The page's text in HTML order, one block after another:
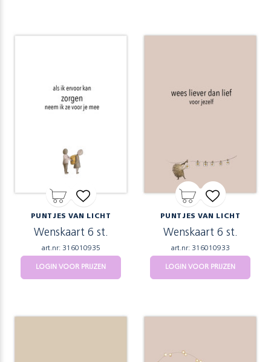
PUNTJES VAN LICHT
Wenskaart 6 st.
art.nr: 316010935
LOGIN VOOR PRIJZEN
PUNTJES VAN LICHT
Wenskaart 6 st.
art.nr: 316010933
LOGIN VOOR PRIJZEN